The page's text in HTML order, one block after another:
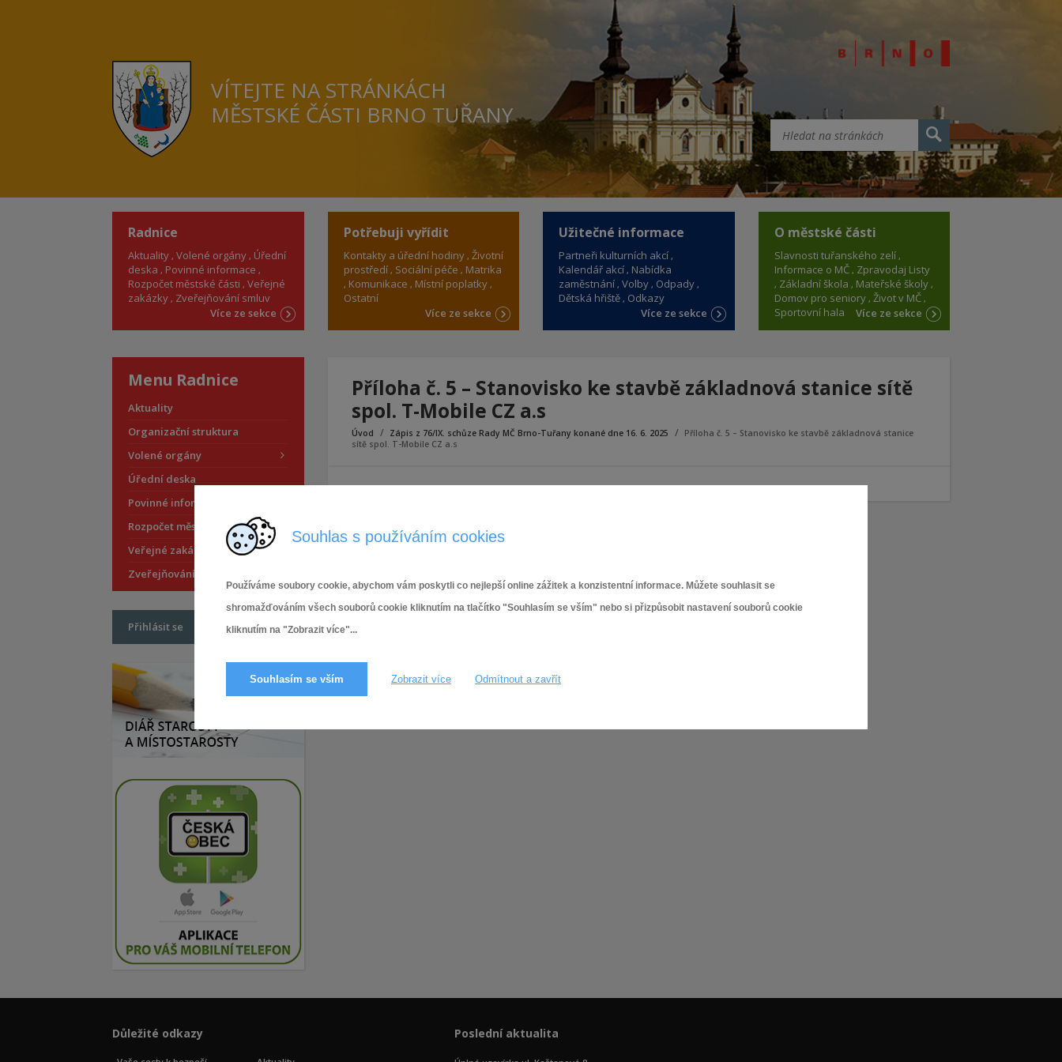
Souhlas s používáním cookies
Používáme soubory cookie, abychom vám poskytli co nejlepší online zážitek a konzistentní informace. Můžete souhlasit se
shromažďováním všech souborů cookie kliknutím na tlačítko "Souhlasím se vším" nebo si přizpůsobit nastavení souborů cookie
kliknutím na "Zobrazit více"...
Souhlasím se vším Zobrazit více Odmítnout a zavřít
VÍTEJTE NA STRÁNKÁCH
MĚSTSKÉ ČÁSTI BRNO TUŘANY
Radnice
Aktuality Volené orgány Úřední
deska
Povinné informace
Rozpočet městské části Veřejné
zakázky Zveřejňování smluv
Více ze sekce
Potřebuji vyřídit
Kontakty a úřední hodiny Životní
prostředí Sociální péče
Matrika
Komunikace
Místní poplatky
Ostatní
Více ze sekce
Užitečné informace
Partneři kulturních akcí
Kalendář akcí Nabídka
zaměstnání Volby Odpady
Dětská hřiště Odkazy
Více ze sekce
O městské části
Slavnosti tuřanského zelí
Informace o MČ Zpravodaj Listy
Základní škola
Mateřské školy
Domov pro seniory Život v MČ
Sportovní hala
Více ze sekce
Příloha č. 5 – Stanovisko ke stavbě základnová stanice sítě
spol. T-Mobile CZ a.s
Úvod Zápis z 76/IX. schůze Rady MČ Brno-Tuřany konané dne 16. 6. 2025
Příloha č. 5 – Stanovisko ke stavbě základnová stanice
sítě spol. T-Mobile CZ a.s
Menu Radnice
Aktuality
Organizační struktura
Volené orgány
Úřední deska
Povinné informace
Rozpočet městské části
Veřejné zakázky
Zveřejňování smluv
Přihlásit se
Důležité odkazy Poslední aktualita